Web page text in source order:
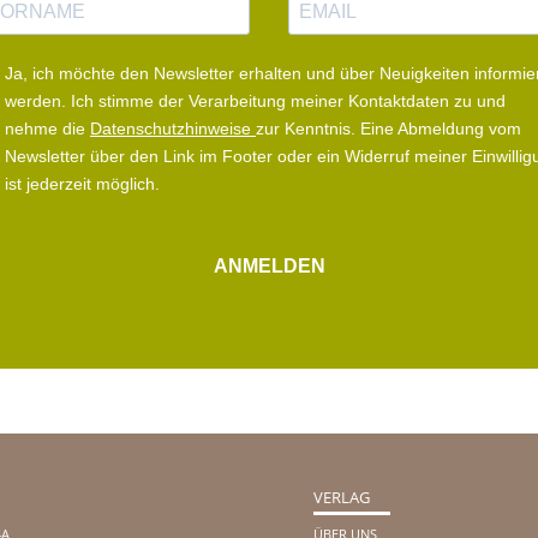
M
a
i
l
Ja, ich möchte den Newsletter erhalten und über Neuigkeiten
werden.
Ich stimme der Verarbeitung meiner Kontaktdaten zu und
nehme die Datenschutzhinweise zur Kenntnis. Eine Abmeldung vom
Newsletter über den Link im Footer oder ein Widerruf meiner
ist jederzeit möglich.
ANMELDEN
VERLAG
ÜBER UNS